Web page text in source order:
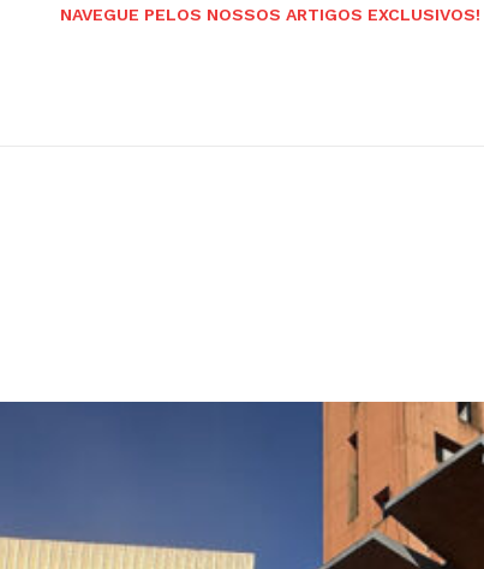
NAVEGUE PELOS NOSSOS ARTIGOS EXCLUSIVOS!